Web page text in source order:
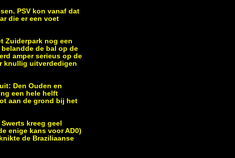
PSV kon vanaf dat
die er een voet
Zuiderpark nog een
de bal op de
amper serieus op de
knullig uitverdedigen
Den Ouden en
een hele helft
aan de grond bij het
kreeg geel
enige kans voor AD0)
de Braziliaanse